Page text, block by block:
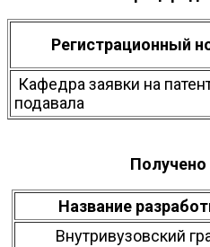
Регистрационный
Кафедра заявки на
подавала
Получено
Название
Внутривузовский